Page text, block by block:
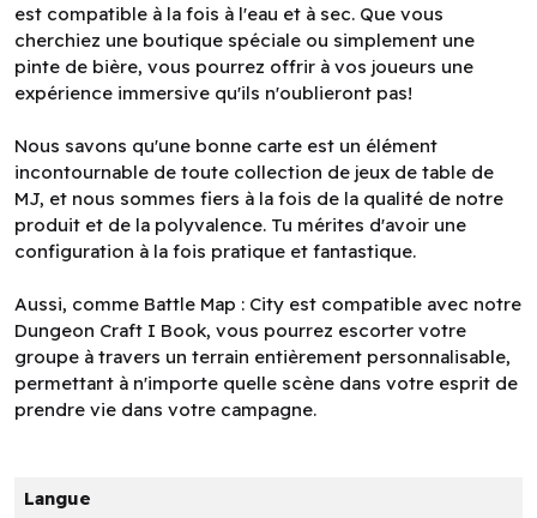
est compatible à la fois à l'eau et à sec. Que vous
cherchiez une boutique spéciale ou simplement une
pinte de bière, vous pourrez offrir à vos joueurs une
expérience immersive qu'ils n'oublieront pas!
Nous savons qu'une bonne carte est un élément
incontournable de toute collection de jeux de table de
MJ, et nous sommes fiers à la fois de la qualité de notre
produit et de la polyvalence. Tu mérites d'avoir une
configuration à la fois pratique et fantastique.
Aussi, comme Battle Map : City est compatible avec notre
Dungeon Craft I Book, vous pourrez escorter votre
groupe à travers un terrain entièrement personnalisable,
permettant à n'importe quelle scène dans votre esprit de
prendre vie dans votre campagne.
Langue